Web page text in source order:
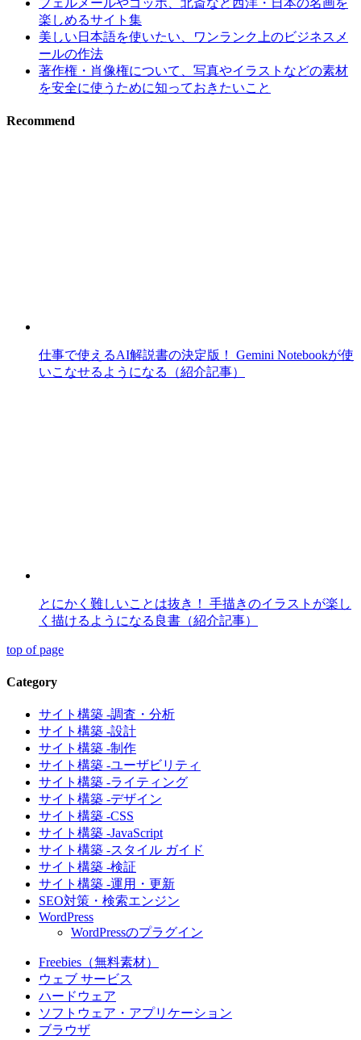
楽しめるサイト集
美しい日本語を使いたい、ワンランク上のビジネスメ
ールの作法
著作権・肖像権について、写真やイラストなどの素材
を安全に使うために知っておきたいこと
Recommend
仕事で使えるAI解説書の決定版！ Gemini Notebookが使
いこなせるようになる（紹介記事）
とにかく難しいことは抜き！ 手描きのイラストが楽し
く描けるようになる良書（紹介記事）
top of page
Category
サイト構築 -調査・分析
サイト構築 -設計
サイト構築 -制作
サイト構築 -ユーザビリティ
サイト構築 -ライティング
サイト構築 -デザイン
サイト構築 -CSS
サイト構築 -JavaScript
サイト構築 -スタイル ガイド
サイト構築 -検証
サイト構築 -運用・更新
SEO対策・検索エンジン
WordPress
WordPressのプラグイン
Freebies（無料素材）
ウェブ サービス
ハードウェア
ソフトウェア・アプリケーション
ブラウザ